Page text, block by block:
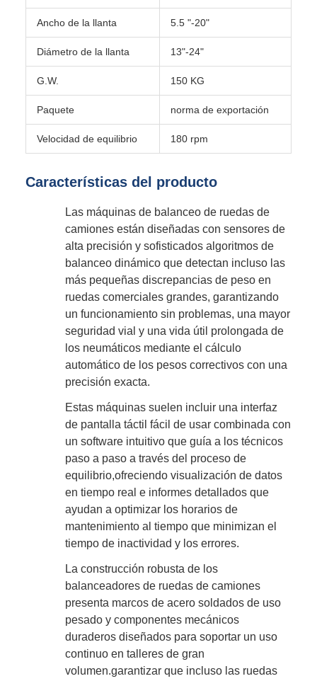
Ancho de la llanta 5.5 "-20"
Diámetro de la llanta 13"-24"
G.W. 150 KG
Paquete norma de exportación
Velocidad de equilibrio 180 rpm
Características del producto
Las máquinas de balanceo de ruedas de
camiones están diseñadas con sensores de
alta precisión y sofisticados algoritmos de
balanceo dinámico que detectan incluso las
más pequeñas discrepancias de peso en
ruedas comerciales grandes, garantizando
un funcionamiento sin problemas, una mayor
seguridad vial y una vida útil prolongada de
los neumáticos mediante el cálculo
automático de los pesos correctivos con una
precisión exacta.
Estas máquinas suelen incluir una interfaz
de pantalla táctil fácil de usar combinada con
un software intuitivo que guía a los técnicos
paso a paso a través del proceso de
equilibrio,ofreciendo visualización de datos
en tiempo real e informes detallados que
ayudan a optimizar los horarios de
mantenimiento al tiempo que minimizan el
tiempo de inactividad y los errores.
La construcción robusta de los
balanceadores de ruedas de camiones
presenta marcos de acero soldados de uso
pesado y componentes mecánicos
duraderos diseñados para soportar un uso
continuo en talleres de gran
volumen.garantizar que incluso las ruedas